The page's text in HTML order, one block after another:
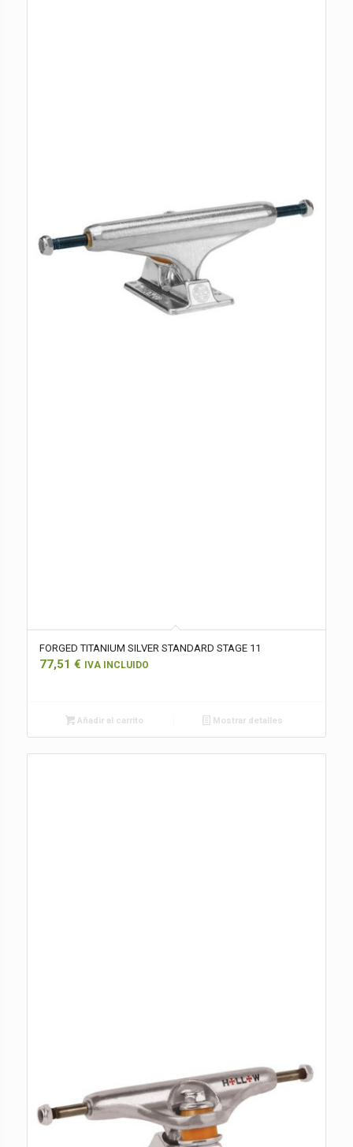
FORGED TITANIUM SILVER STANDARD STAGE 11
77,51 € IVA INCLUIDO
Añadir al carrito Mostrar detalles